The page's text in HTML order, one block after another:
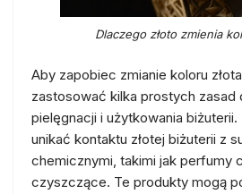
Dlaczego złoto zmienia
Aby zapobiec zmianie koloru
zastosować kilka prostych zasad
pielęgnacji i użytkowania
unikać kontaktu złotej biżuterii z
chemicznymi, takimi jak perfumy
czyszczące. Te produkty mogą